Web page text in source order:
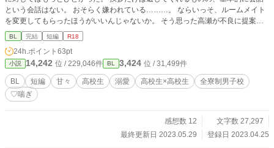
という会話はない。 おそらく嫌われている………。 ならいっそ、ルームメイト
を変更してもらったほうがいいんじゃないか。 そう思った高瀬が不良に提案し
てみると…？ 高瀬（受）微無自覚美人。読書と勉強が趣味。 津田（攻）素行不
良。喧嘩するタイプではない。ギャップの塊。 ※途中でR-18シーンが入りま
す。「※」マークをつけます。 ※王道設定ではありません。普通の男子校が全
寮制なだけです。
BL 完結 短編 R18
24h.ポイント 63pt
小説 14,242 位 / 229,046件 BL 3,424 位 / 31,499件
BL 短編 甘々 高校生 溺愛 高校生×高校生
全寮制男子校
♡喘ぎ
感想数 12
文字数 27,297
最終更新日 2023.05.29
登録日 2023.04.25